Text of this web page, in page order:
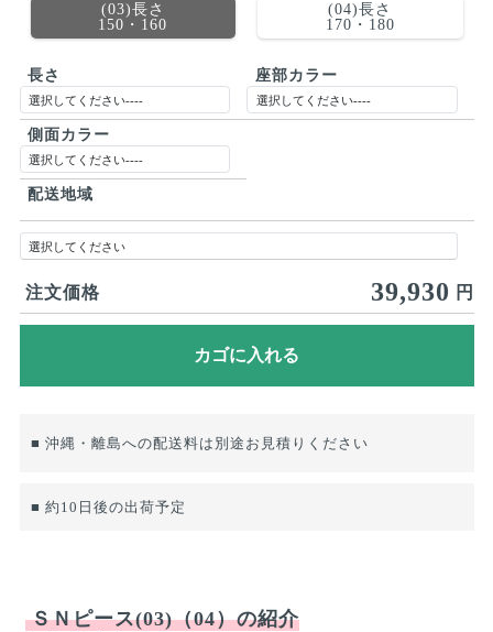
(03)長さ
150・160
(04)長さ
170・180
長さ 座部カラー
側面カラー
配送地域
注文価格 39,930 円
■ 沖縄・離島への配送料は別途お見積りください
■ 約10日後の出荷予定
ＳＮピース(03)（04）の紹介